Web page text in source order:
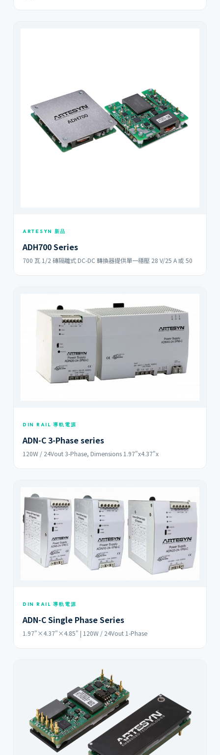
ARTESYN 新品
ADH700 Series
700 瓦 1/2 磚隔離式 DC-DC 轉換器提供單一穩壓 28 V/25 A 或 50
DIN RAIL 導軌電源
ADN-C 3-Phase series
120W / 24Vout 3-Phase, Dimensions 1.97"x4.37"x
DIN RAIL 導軌電源
ADN-C Single Phase Series
1.97"×4.37"×4.85" | 120W / 24Vout 1-Phase